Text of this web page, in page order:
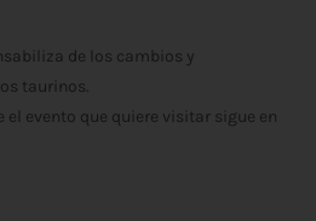
de los cambios y
taurinos.
el evento que quiere visitar sigue en